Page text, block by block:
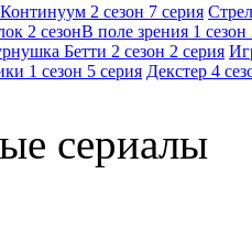
Континуум 2 сезон 7 серия
2 сезонВ поле зрения 1 сезон
Бетти 2 сезон 2 серия
1 сезон 5 серия Декстер 4
сериалы